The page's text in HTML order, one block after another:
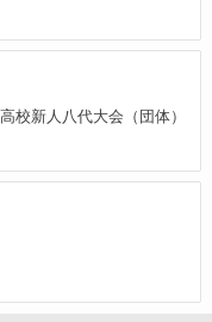
校新人八代大会（団体）